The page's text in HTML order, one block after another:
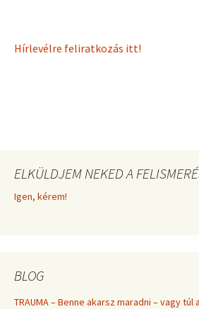
Hírlevélre feliratkozás itt!
ELKÜLDJEM NEKED A
Igen, kérem!
BLOG
TRAUMA – Benne akarsz maradni – vagy túl